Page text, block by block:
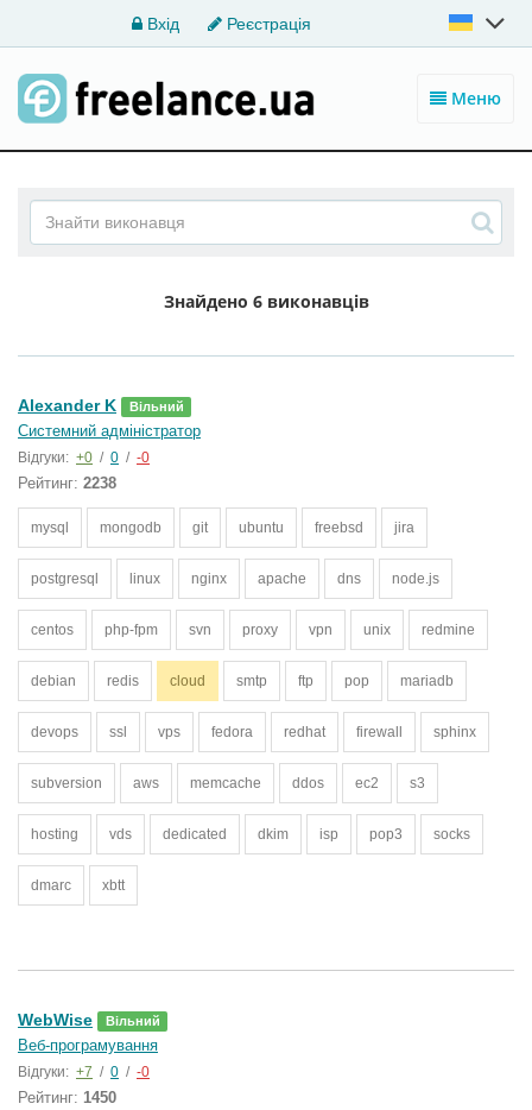
Вхід Реєстрація
Меню
Знайдено 6 виконавців
Alexander K Вільний
Системний адміністратор
Відгуки: +0 / 0 / -0
Рейтинг: 2238
mysql mongodb git ubuntu freebsd jira
postgresql linux nginx apache dns node.js
centos php-fpm svn proxy vpn unix redmine
debian redis cloud smtp ftp pop mariadb
devops ssl vps fedora redhat firewall sphinx
subversion aws memcache ddos ec2 s3
hosting vds dedicated dkim isp pop3 socks
dmarc xbtt
WebWise Вільний
Веб-програмування
Відгуки: +7 / 0 / -0
Рейтинг: 1450